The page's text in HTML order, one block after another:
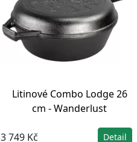
Litinové Combo Lodge 26
cm - Wanderlust
3 749 Kč Detail